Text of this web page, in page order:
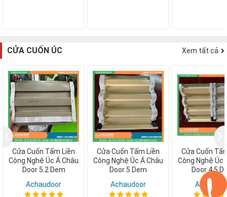
CỬA CUỐN ÚC Xem tất cả
Cửa Cuốn Tấm Liền
Công Nghệ Úc Á Châu
Door 5.2 Dem
Achaudoor
Cửa Cuốn Tấm Liền
Công Nghệ Úc Á Châu
Door 5 Dem
Achaudoor
Cửa Cuốn
Công Nghệ Úc
Door 4.5